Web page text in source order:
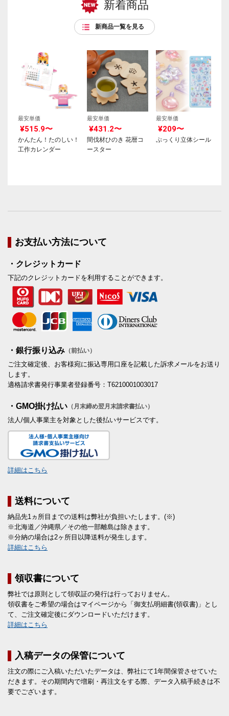
新着商品
新商品一覧を見る
最安単価
¥515.9〜
かんたん！たのしい！
工作カレンダー
最安単価
¥431.2〜
間伐材ひのき 花暦コ
ースター
最安単価
¥209〜
ぷっくり立体シール
お支払い方法について
・クレジットカード
下記のクレジットカードを利用することができます。
・銀行振り込み （前払い）
ご注文確定後、お客様宛に振込専用口座を記載した訴求メールをお送り
します。
適格請求書発行事業者登録番号：T6210001003017
・GMO掛け払い （月末締め翌月末請求書払い）
法人/個人事業主を対象とした後払いサービスです。
詳細はこちら
送料について
納品先1ヵ所目までの送料は弊社が負担いたします。(※)
※北海道／沖縄県／その他一部離島は除きます。
※分納の場合は2ヶ所目以降送料が発生します。
詳細はこちら
領収書について
弊社では原則として領収証の発行は行っておりません。
領収書をご希望の場合はマイページから「御支払明細書(領収書)」とし
て、ご注文確定後にダウンロードいただけます。
詳細はこちら
入稿データの保管について
注文の際にご入稿いただいたデータは、弊社にて1年間保管させていた
だきます。その期間内で増刷・再注文をする際、データ入稿手続きは不
要でございます。